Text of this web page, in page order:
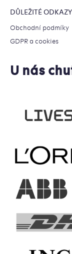
DŮLEŽITÉ ODKAZY
Obchodní podmíky
GDPR a cookies
U nás